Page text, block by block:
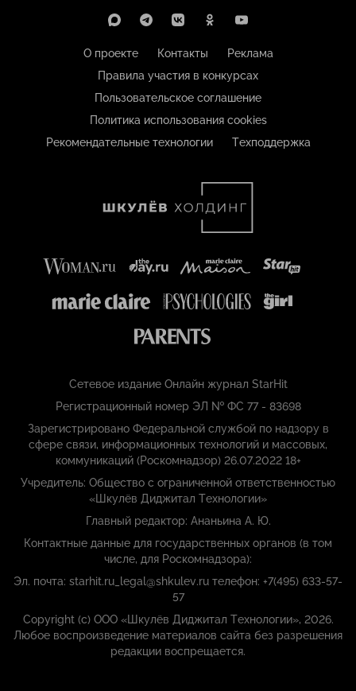
О проекте Контакты
Реклама
Правила участия в конкурсах
Пользовательское соглашение
Политика использования cookies
Рекомендательные технологии
Техподдержка
Сетевое издание Онлайн журнал StarHit
Регистрационный номер ЭЛ № ФС 77 - 83698
Зарегистрировано Федеральной службой по надзору в
сфере связи, информационных технологий и массовых,
коммуникаций (Роскомнадзор) 26.07.2022 18+
Учредитель: Общество с ограниченной ответственностью
«Шкулёв Диджитал Технологии»
Главный редактор: Ананьина А. Ю.
Контактные данные для государственных органов (в том
числе, для Роскомнадзора):
Эл. почта: starhit.ru_legal@shkulev.ru телефон: +7(495) 633-57-
57
Copyright (с) ООО «Шкулёв Диджитал Технологии», 2026.
Любое воспроизведение материалов сайта без разрешения
редакции воспрещается.